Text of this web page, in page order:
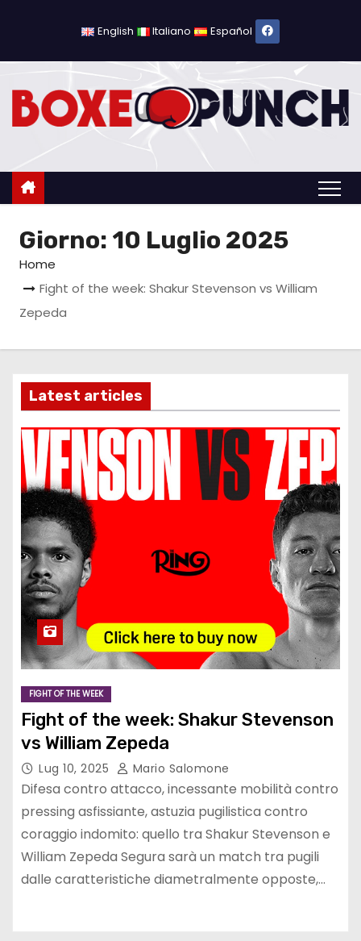
c
o
English Italiano Español
Giorno: 10 Luglio 2025
Home
Fight of the week: Shakur Stevenson vs William
Zepeda
Latest articles
FIGHT OF THE WEEK
Fight of the week: Shakur Stevenson
vs William Zepeda
Lug 10, 2025 Mario Salomone
Difesa contro attacco, incessante mobilità contro
pressing asfissiante, astuzia pugilistica contro
coraggio indomito: quello tra Shakur Stevenson e
William Zepeda Segura sarà un match tra pugili
dalle caratteristiche diametralmente opposte,…